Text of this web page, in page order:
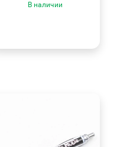
В наличии